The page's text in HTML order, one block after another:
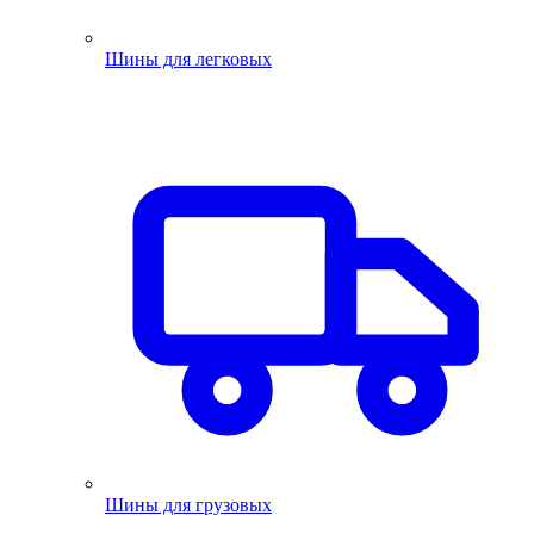
Шины для легковых
Шины для грузовых